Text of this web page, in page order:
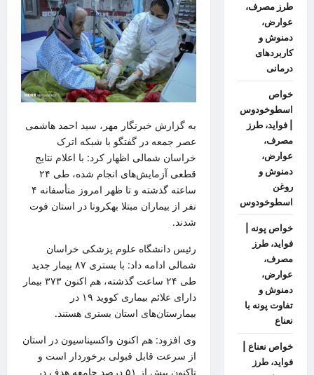
به گزارش خبرنگار مهر ، سید احمد هاشمی
عصر جمعه در گفتگو با شبکه اترک
خراسان شمالی اظهار کرد: با اعلام نتایج
قطعی آزمایش‌های انجام شده، طی ۲۴
ساعته گذشته و تا ظهر امروز متأسفانه ۴
نفر از بیماران مبتلا بهکرونا در استان فوت
شدند.
رئیس دانشگاه علوم پزشکی خراسان
شمالی ادامه داد: با بستری ۸۷ بیمار جدید
طی ۲۴ ساعت گذشته، هم اکنون ۳۷۳ بیمار
دارای علائم بیماریکووید
۱۹ در
بیمارستان‌های استان بستری هستند.
وی افزود: هم اکنون واکسیناسیون در استان
از سرعت قابل قبولی برخوردار است و
تاکنون بیش از ۵۱ درصد جامعه هدف در
طرز مصرف،
عوارض،
دمنوش و
کاربردهای
درمانی
خواص
اسطوخودوس
| فواید، طرز
مصرف،
عوارض،
دمنوش و
روغن
اسطوخودوس
خواص پونه |
فواید، طرز
مصرف،
عوارض،
دمنوش و
تفاوت پونه با
نعناع
خواص نعناع |
فواید، طرز